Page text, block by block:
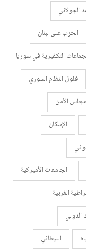
الجولاني
الحرب على لبنان
التكفيرية في سوريا
فلول النظام السوري
مجلس الأمن
الإسكان
الجامعات الأميركية
الغربية
الدولي
الليطاني